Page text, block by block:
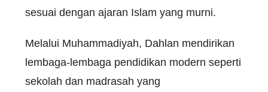
sesuai dengan ajaran Islam yang murni.
Melalui Muhammadiyah, Dahlan mendirikan
lembaga-lembaga pendidikan modern seperti
sekolah dan madrasah yang